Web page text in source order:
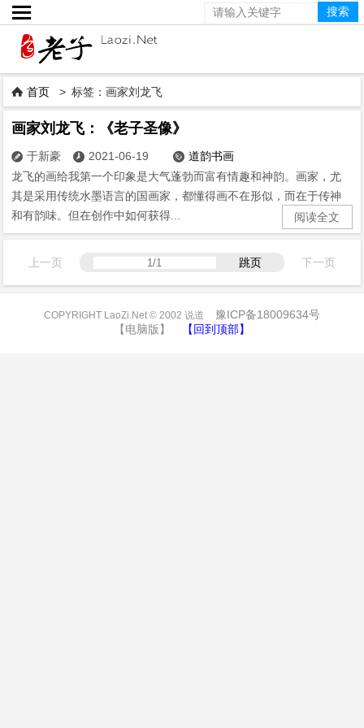

 首页 > 标签：画家刘龙飞
画家刘龙飞：《老子圣像》
 于新豪  2021-06-19  道韵书画
龙飞的画给我第一个印象是大气蓬勃而富有情趣和神韵。画家，尤
其是采用传统水墨语言的国画家，都懂得画不在形似，而在于传神
和有韵味。但在创作中如何获得...
阅读全文
上一页 跳页 下一页
COPYRIGHT LaoZi.Net © 2002 说道
豫ICP备18009634号
【电脑版】
【回到顶部】